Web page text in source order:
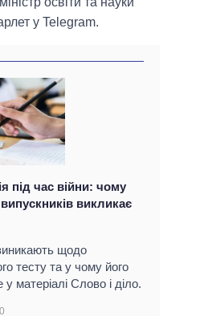
у Telegram.
під час війни: чому
викликає
щодо
тесту та у чому його
у матеріалі Слово і діло.